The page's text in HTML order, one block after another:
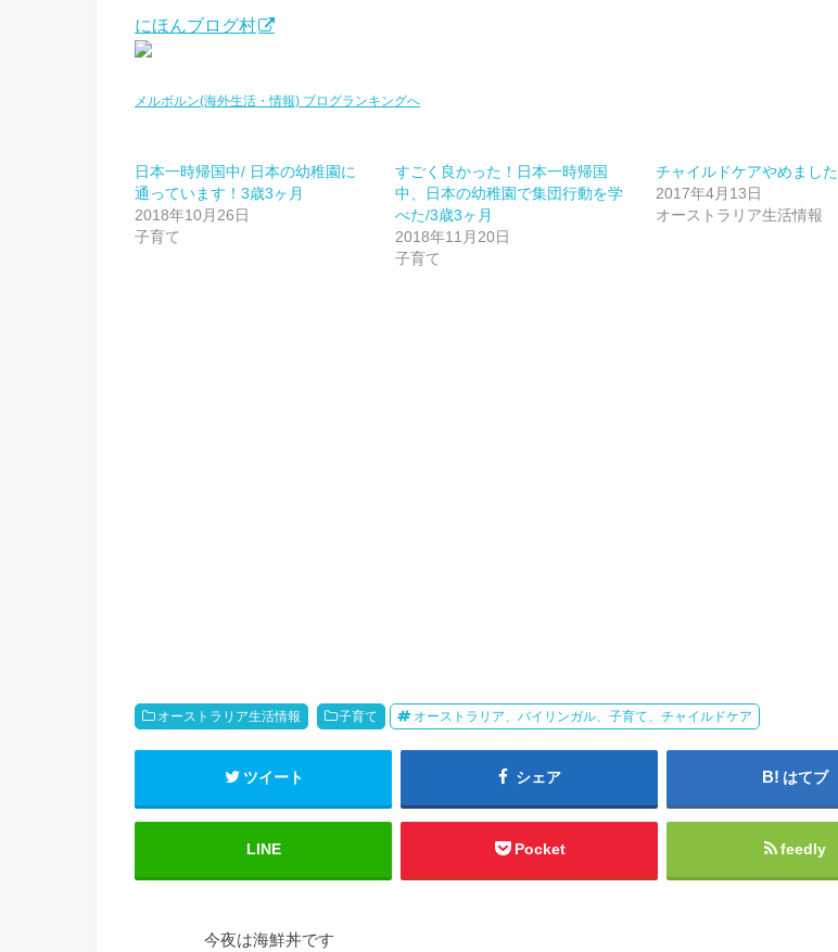
にほんブログ村
メルボルン(海外生活・情報) ブログランキングへ
日本一時帰国中/ 日本の幼稚園に
通っています！3歳3ヶ月
2018年10月26日
子育て
すごく良かった！日本一時帰国
中、日本の幼稚園で集団行動を学
べた/3歳3ヶ月
2018年11月20日
子育て
チャイルドケアやめました
2017年4月13日
オーストラリア生活情報
オーストラリア生活情報 子育て オーストラリア、バイリンガル、子育て、チャイルドケア
ツイート シェア はてブ
LINE Pocket feedly
今夜は海鮮丼です